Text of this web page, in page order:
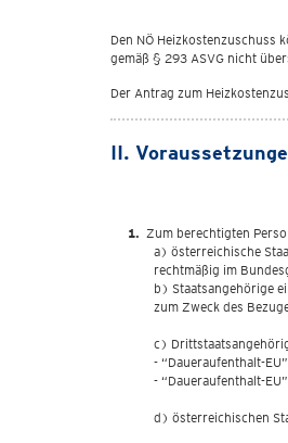
Den NÖ Heizkostenzuschuss
gemäß § 293 ASVG nicht
Der Antrag zum
II.
Zum berechtigten
a) österreichische
rechtmäßig im
b) Staatsangehörige
zum Zweck des
c)
- “Daueraufenthalt-
- “Daueraufenthalt-
d) österreichischen